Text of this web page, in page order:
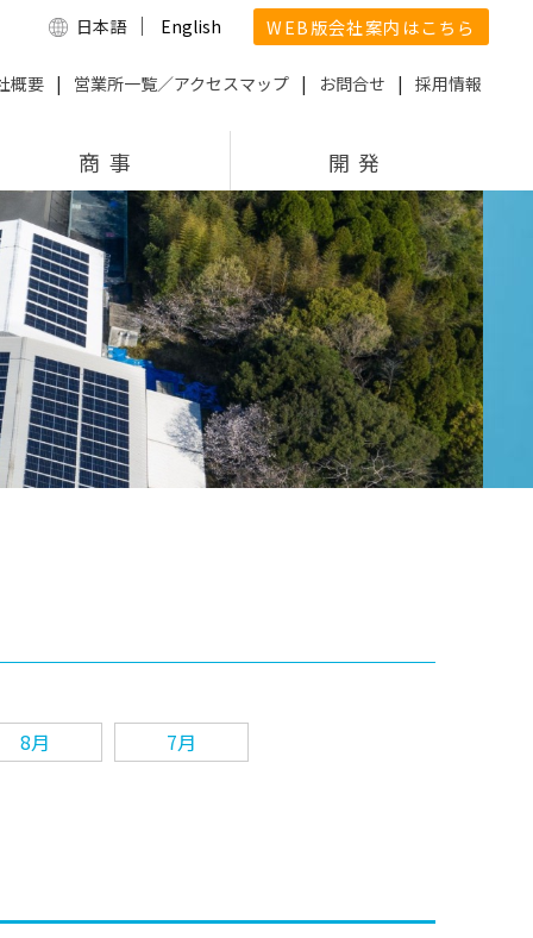
日本語 ｜ English WEB版会社案内はこちら
概要 | 営業所一覧／アクセスマップ | お問合せ | 採用情報
商 事 開 発
8月
7月